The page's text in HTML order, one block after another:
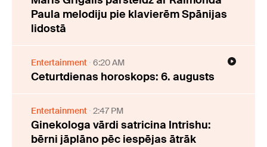
Paula melodiju pie klavierēm Spānijas
lidostā
Entertainment 6:20 AM
Ceturtdienas horoskops: 6. augusts
Entertainment 2:47 PM
Ginekologa vārdi satricina Intrishu:
bērni jāplāno pēc iespējas ātrāk